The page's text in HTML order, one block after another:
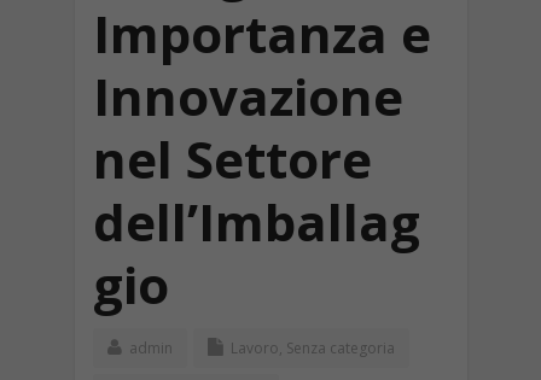
Importanza e
Innovazione
nel Settore
dell’Imballag
gio
admin Lavoro, Senza categoria